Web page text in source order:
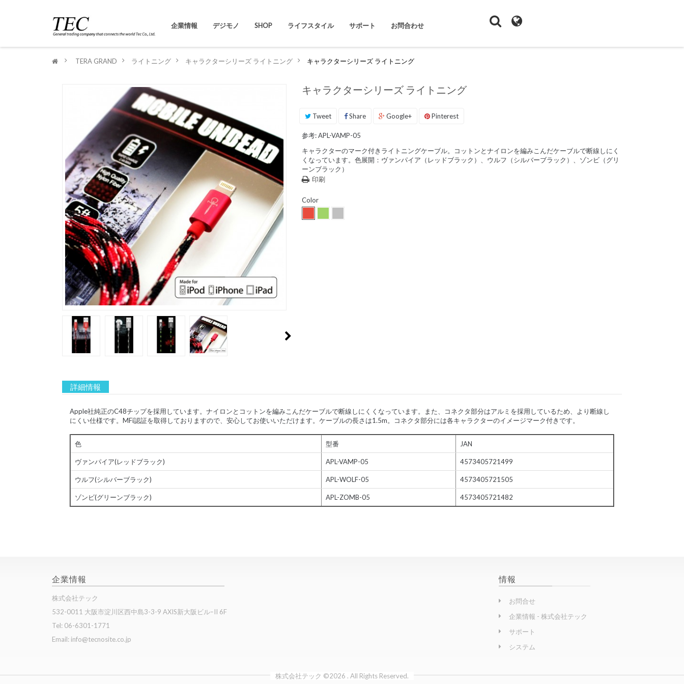
企業情報 デジモノ SHOP ライフスタイル サポート お問合わせ
> TERA GRAND > ライトニング > キャラクターシリーズ ライトニング > キャラクターシリーズ ライトニング
キャラクターシリーズ ライトニング
Tweet Share Google+ Pinterest
参考:APL-VAMP-05
キャラクターのマーク付きライトニングケーブル。コットンとナイロンを編みこんだケーブルで断線しにく
くなっています。色展開：ヴァンパイア（レッドブラック）、ウルフ（シルバーブラック）、ゾンビ（グリ
ーンブラック）
印刷
Color
詳細情報
Apple社純正のC48チップを採用しています。ナイロンとコットンを編みこんだケーブルで断線しにくくなっています。また、コネクタ部分はアルミを採用しているため、より断線し
にくい仕様です。MFi認証を取得しておりますので、安心してお使いいただけます。ケーブルの長さは1.5m。コネクタ部分には各キャラクターのイメージマーク付きです。
色 型番 JAN
ヴァンパイア(レッドブラック) APL-VAMP-05 4573405721499
ウルフ(シルバーブラック) APL-WOLF-05 4573405721505
ゾンビ(グリーンブラック) APL-ZOMB-05 4573405721482
企業情報
株式会社テック
532-0011 大阪市淀川区西中島3-3-9 AXIS新大阪ビルｰII 6F
Tel: 06-6301-1771
Email: info@tecnosite.co.jp
情報
お問合せ
企業情報 - 株式会社テック
サポート
システム
株式会社テック ©2026 . All Rights Reserved.